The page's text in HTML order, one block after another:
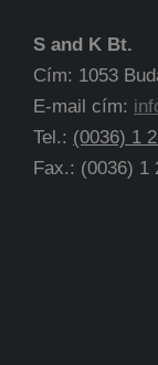
S and K Bt.
Cím: 1053
E-mail cím:
Tel.: (0036) 1
Fax.: (0036) 1